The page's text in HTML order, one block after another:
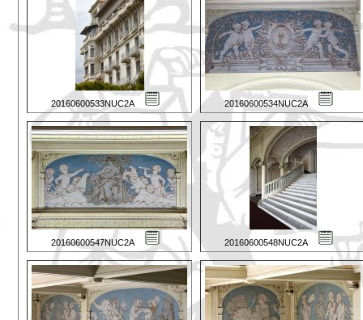
20160600533NUC2A 20160600534NUC2A
20160600547NUC2A 20160600548NUC2A